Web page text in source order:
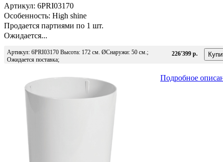
Артикул: 6PRI03170
Особенность: High shine
Продается партиями по 1 шт.
Ожидается...
Артикул: 6PRI03170 Высота: 172 см. ØСнаружи: 50 см.;
Ожидается поставка;
226'399 р.
Подробное